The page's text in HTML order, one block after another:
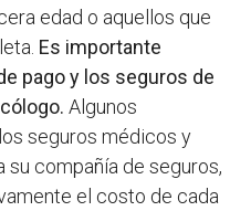
edad o aquellos que
Es importante
pago y los seguros de
Algunos
seguros médicos y
compañía de seguros,
el costo de cada